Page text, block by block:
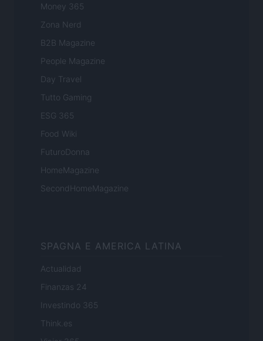
Money 365
Zona Nerd
B2B Magazine
People Magazine
Day Travel
Tutto Gaming
ESG 365
Food Wiki
FuturoDonna
HomeMagazine
SecondHomeMagazine
SPAGNA E AMERICA LATINA
Actualidad
Finanzas 24
Investindo 365
Think.es